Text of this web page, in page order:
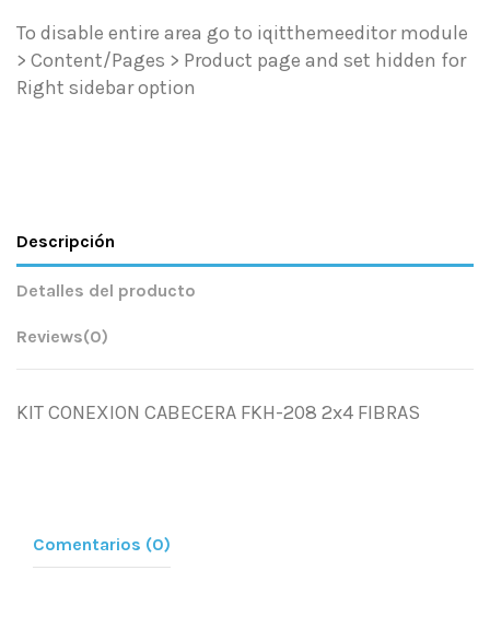
To disable entire area go to iqitthemeeditor module
> Content/Pages > Product page and set hidden for
Right sidebar option
Descripción
Detalles del producto
Reviews(0)
KIT CONEXION CABECERA FKH-208 2x4 FIBRAS
Comentarios (0)